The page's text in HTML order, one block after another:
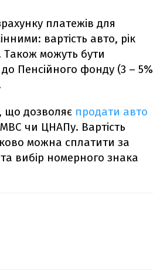
платежів для
вартість авто, рік
можуть бути
Пенсійного фонду (3 – 5%
що дозволяє продати авто
МВС чи ЦНАПу. Вартість
можна сплатити за
вибір номерного знака